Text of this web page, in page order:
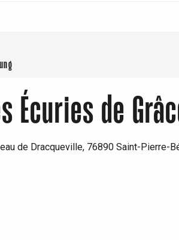
Écuries de
de Dracqueville, 76890 Saint-Pierre-